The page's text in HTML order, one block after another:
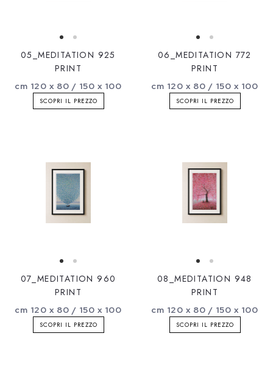
05_MEDITATION 925
PRINT
cm 120 x 80 / 150 x 100
SCOPRI IL PREZZO
06_MEDITATION 772
PRINT
cm 120 x 80 / 150 x 100
SCOPRI IL PREZZO
07_MEDITATION 960
PRINT
cm 120 x 80 / 150 x 100
SCOPRI IL PREZZO
08_MEDITATION 948
PRINT
cm 120 x 80 / 150 x 100
SCOPRI IL PREZZO